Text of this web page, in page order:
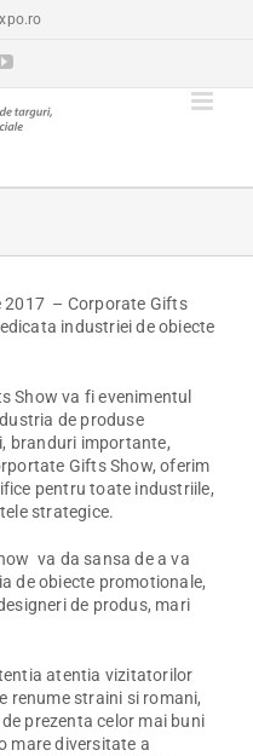
YouTube
2017 – Corporate Gifts
industriei de obiecte
Show va fi evenimentul
de produse
branduri importante,
Gifts Show, oferim
pentru toate industriile,
strategice.
va da sansa de a va
de obiecte promotionale,
de produs, mari
atentia vizitatorilor
renume straini si romani,
prezenta celor mai buni
mare diversitate a